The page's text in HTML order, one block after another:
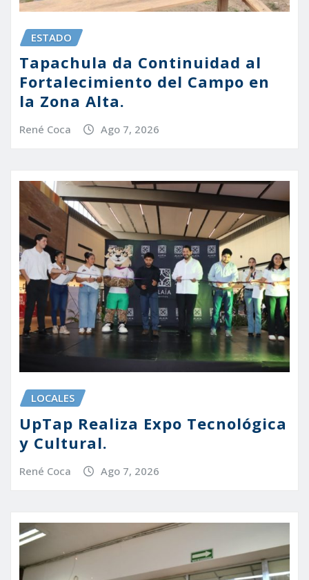
ESTADO
Tapachula da Continuidad al
Fortalecimiento del Campo en
la Zona Alta.
René Coca Ago 7, 2026
LOCALES
UpTap Realiza Expo Tecnológica
y Cultural.
René Coca Ago 7, 2026